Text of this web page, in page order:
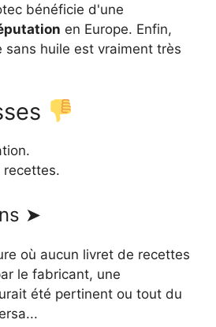
bénéficie d'une
en Europe. Enfin,
sans huile est vraiment très
recettes.
➤
où aucun livret de recettes
le fabricant, une
été pertinent ou tout du